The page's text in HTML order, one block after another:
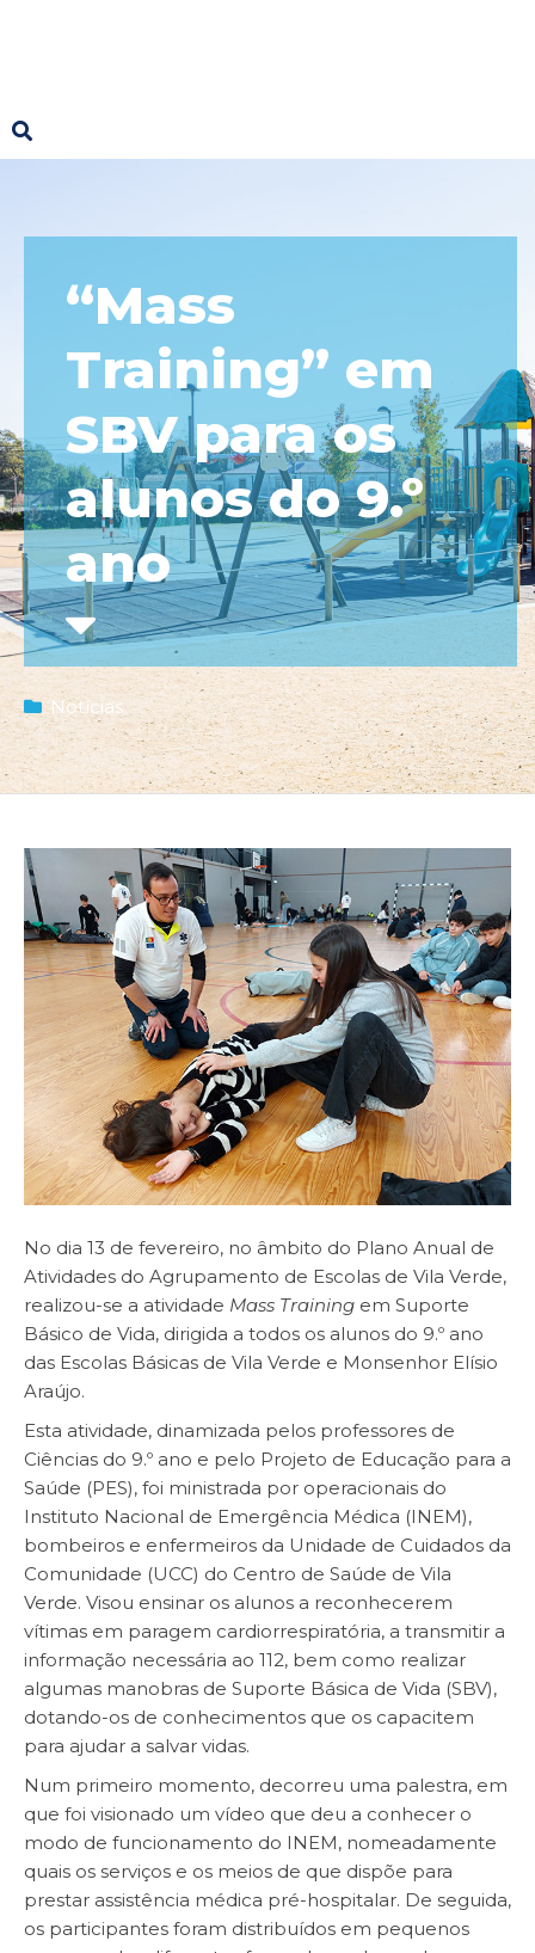
“Mass
Training” em
SBV para os
alunos do 9.º
ano
Notícias
No dia 13 de fevereiro, no âmbito do Plano Anual de
Atividades do Agrupamento de Escolas de Vila Verde,
realizou-se a atividade Mass Training em Suporte
Básico de Vida, dirigida a todos os alunos do 9.º ano
das Escolas Básicas de Vila Verde e Monsenhor Elísio
Araújo.
Esta atividade, dinamizada pelos professores de
Ciências do 9.º ano e pelo Projeto de Educação para a
Saúde (PES), foi ministrada por operacionais do
Instituto Nacional de Emergência Médica (INEM),
bombeiros e enfermeiros da Unidade de Cuidados da
Comunidade (UCC) do Centro de Saúde de Vila
Verde. Visou ensinar os alunos a reconhecerem
vítimas em paragem cardiorrespiratória, a transmitir a
informação necessária ao 112, bem como realizar
algumas manobras de Suporte Básica de Vida (SBV),
dotando-os de conhecimentos que os capacitem
para ajudar a salvar vidas.
Num primeiro momento, decorreu uma palestra, em
que foi visionado um vídeo que deu a conhecer o
modo de funcionamento do INEM, nomeadamente
quais os serviços e os meios de que dispõe para
prestar assistência médica pré-hospitalar. De seguida,
os participantes foram distribuídos em pequenos